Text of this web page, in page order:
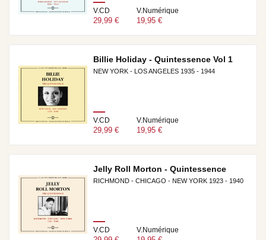
V.CD
29,99 €
V.Numérique
19,95 €
Billie Holiday - Quintessence Vol 1
NEW YORK - LOS ANGELES 1935 - 1944
V.CD
29,99 €
V.Numérique
19,95 €
Jelly Roll Morton - Quintessence
RICHMOND - CHICAGO - NEW YORK 1923 - 1940
V.CD V.Numérique